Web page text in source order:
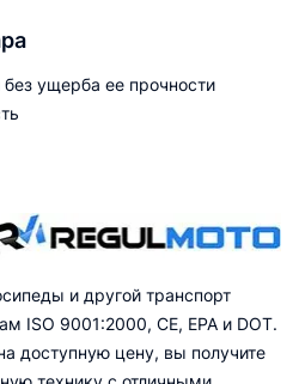
без ущерба ее прочности
и другой транспорт
ISO 9001:2000, CE, EPA и DOT.
доступную цену, вы получите